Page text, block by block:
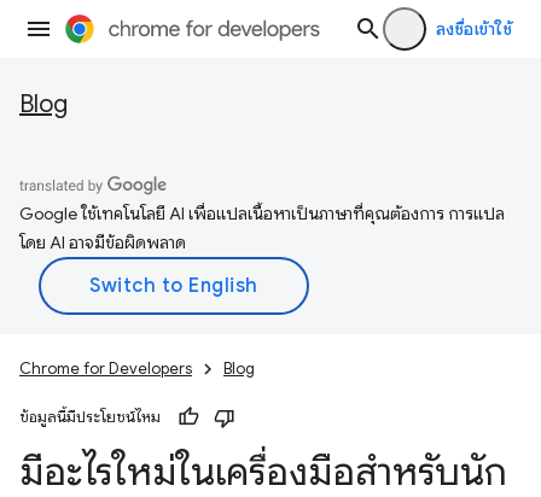
ลงชื่อเข้าใช้
Blog
Google ใช้เทคโนโลยี AI เพื่อแปลเนื้อหาเป็นภาษาที่คุณต้องการ การแปล
โดย AI อาจมีข้อผิดพลาด
Chrome for Developers Blog
ข้อมูลนี้มีประโยชน์ไหม
มีอะไรใหม่ในเครื่องมือสำหรับนัก